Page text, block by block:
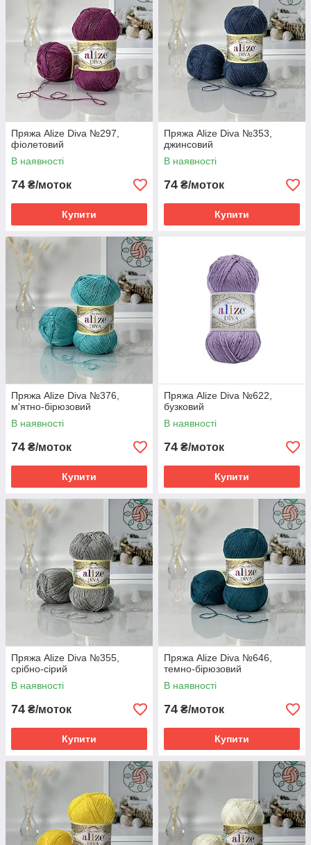
Пряжа Alize Diva №297,
фіолетовий
В наявності
74 ₴/моток
Купити
Пряжа Alize Diva №353,
джинсовий
В наявності
74 ₴/моток
Купити
Пряжа Alize Diva №376,
м'ятно-бірюзовий
В наявності
74 ₴/моток
Купити
Пряжа Alize Diva №622,
бузковий
В наявності
74 ₴/моток
Купити
Пряжа Alize Diva №355,
срібно-сірий
В наявності
74 ₴/моток
Купити
Пряжа Alize Diva №646,
темно-бірюзовий
В наявності
74 ₴/моток
Купити